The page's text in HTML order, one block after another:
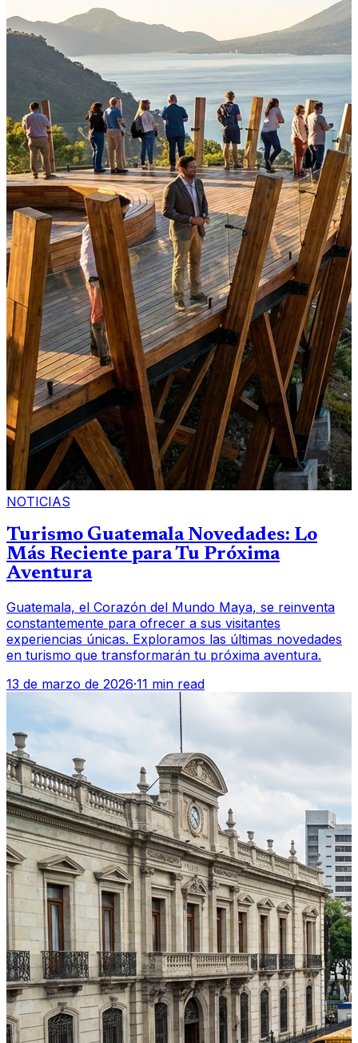
NOTICIAS
Turismo Guatemala Novedades: Lo
Más Reciente para Tu Próxima
Aventura
Guatemala, el Corazón del Mundo Maya, se reinventa
constantemente para ofrecer a sus visitantes
experiencias únicas. Exploramos las últimas novedades
en turismo que transformarán tu próxima aventura.
13 de marzo de 2026·11 min read